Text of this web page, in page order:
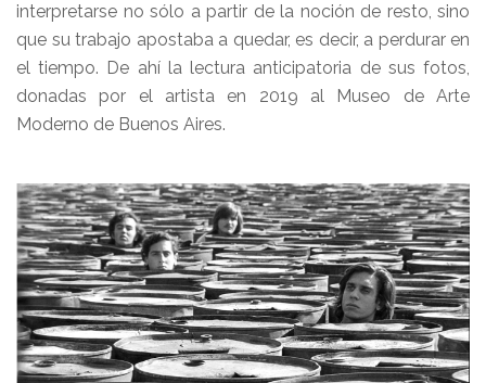
interpretarse no sólo a partir de la noción de resto, sino
que su trabajo apostaba a quedar, es decir, a perdurar en
el tiempo. De ahí la lectura anticipatoria de sus fotos,
donadas por el artista en 2019 al Museo de Arte
Moderno de Buenos Aires.